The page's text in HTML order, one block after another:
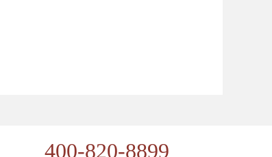
400-820-8899